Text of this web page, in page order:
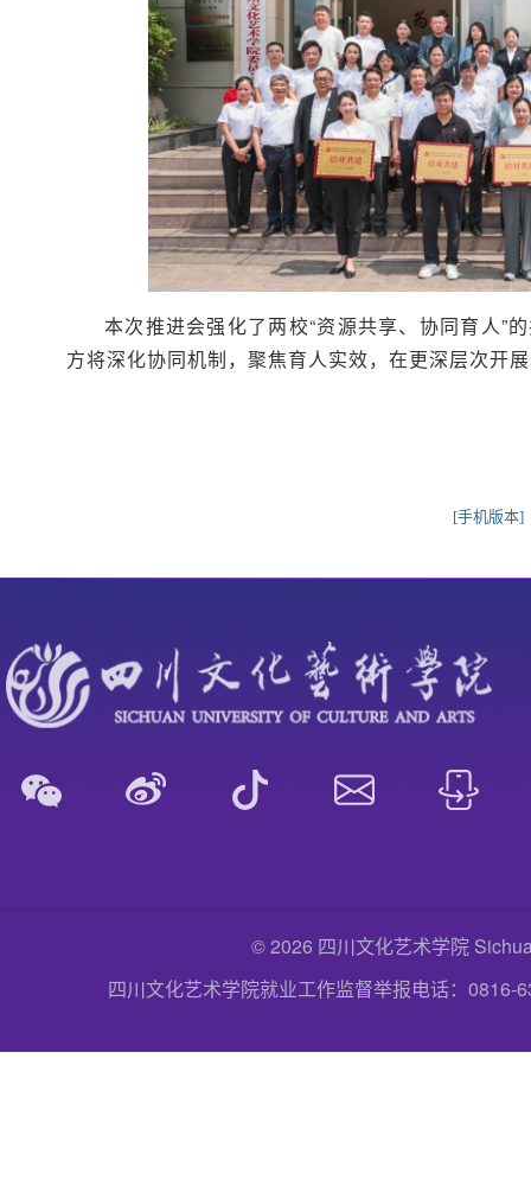
本次推进会强化了两校“资源共享、协同育人”
方将深化协同机制，聚焦育人实效，在更深层次开
[手机版本]
© 2026 四川文化艺术学院
四川文化艺术学院就业工作监督举报电话：